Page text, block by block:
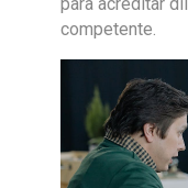
competente.